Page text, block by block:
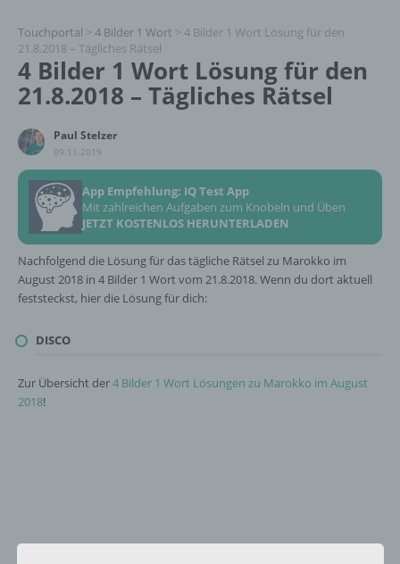
Touchportal > 4 Bilder 1 Wort > 4 Bilder 1 Wort Lösung für den
21.8.2018 – Tägliches Rätsel
4 Bilder 1 Wort Lösung für den
21.8.2018 – Tägliches Rätsel
Paul Stelzer
09.11.2019
App Empfehlung: IQ Test App
Mit zahlreichen Aufgaben zum Knobeln und Üben
JETZT KOSTENLOS HERUNTERLADEN
Nachfolgend die Lösung für das tägliche Rätsel zu Marokko im
August 2018 in 4 Bilder 1 Wort vom 21.8.2018. Wenn du dort aktuell
feststeckst, hier die Lösung für dich:
DISCO
Zur Übersicht der4 Bilder 1 Wort Lösungen zu Marokko im August
2018!